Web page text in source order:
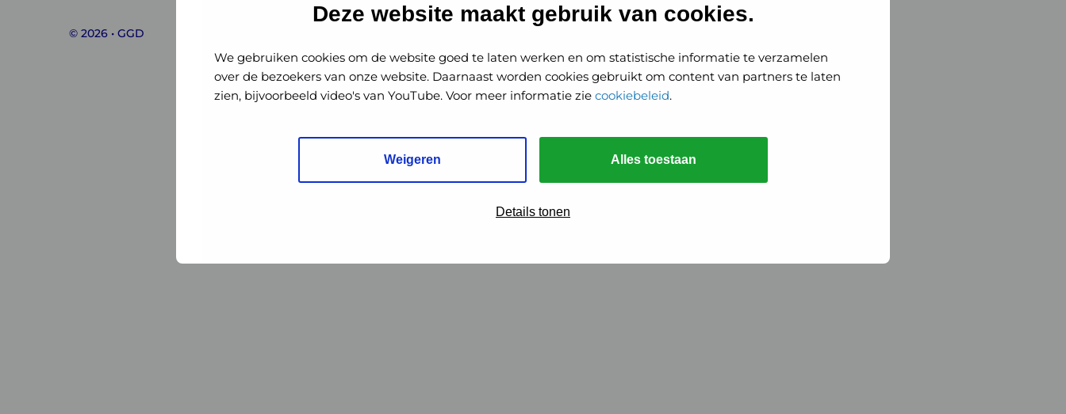
Deze website maakt gebruik van cookies.
We gebruiken cookies om de website goed te laten werken en om statistische informatie te verzamelen
over de bezoekers van onze website. Daarnaast worden cookies gebruikt om content van partners te laten
zien, bijvoorbeeld video's van YouTube. Voor meer informatie zie cookiebeleid.
Weigeren Alles toestaan
Details tonen
GHORGHOR
Nederland
© 2026 • GGD